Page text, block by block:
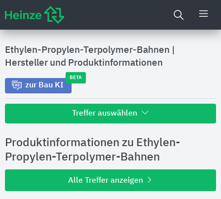
Ethylen-Propylen-Terpolymer-Bahnen
Hersteller und Produktinformationen
zur Bau KI
BETA
Treffer auswählen
Hersteller
Produktinformationen
Produktinformationen zu Ethylen-
Propylen-Terpolymer-Bahnen
Alle Treffer anzeigen